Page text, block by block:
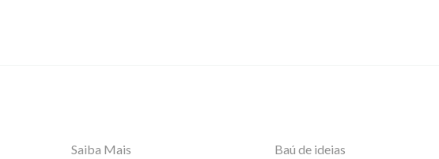
Saiba Mais Baú de ideias